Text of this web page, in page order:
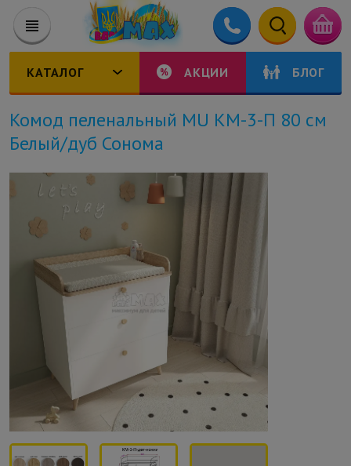
КАТАЛОГ АКЦИИ БЛОГ
Комод пеленальный MU КМ-3-П 80 см
Белый/дуб Сонома